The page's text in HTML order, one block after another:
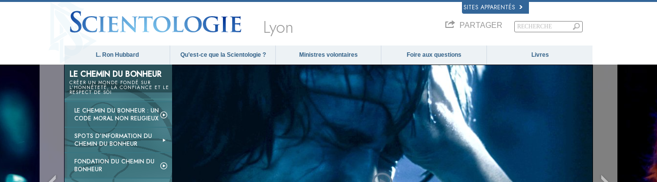
SITES APPARENTÉS
Lyon PARTAGER
L. Ron Hubbard Qu’est-ce que la Scientologie ? Ministres volontaires Foire aux questions Livres
LE CHEMIN DU BONHEUR
CRÉER UN MONDE FONDÉ SUR
L’HONNÊTETÉ, LA CONFIANCE ET LE
RESPECT DE SOI
LE CHEMIN DU BONHEUR : UN
CODE MORAL NON RELIGIEUX
SPOTS D’INFORMATION DU
CHEMIN DU BONHEUR
FONDATION DU CHEMIN DU
BONHEUR